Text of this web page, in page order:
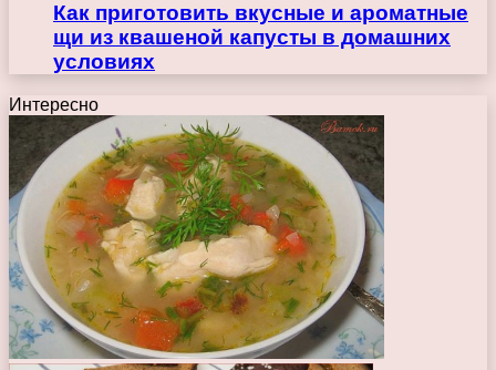
Как приготовить вкусные и ароматные
щи из квашеной капусты в домашних
условиях
Интересно